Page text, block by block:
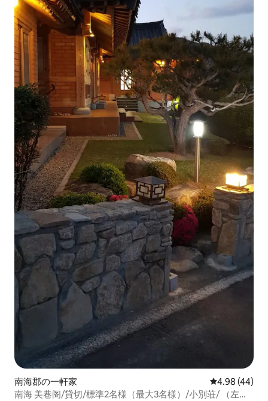
南海郡の一軒家 レビュー44
4.98 (44)
南海 美巷阁/貸切/標準2名様（最大3名様）/小別荘/ （左端